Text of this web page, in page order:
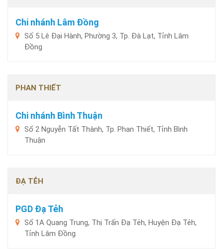
Chi nhánh Lâm Đồng
Số 5 Lê Đại Hành, Phường 3, Tp. Đà Lạt, Tỉnh Lâm
Đồng
PHAN THIẾT
Chi nhánh Bình Thuận
Số 2 Nguyễn Tất Thành, Tp. Phan Thiết, Tỉnh Bình
Thuận
ĐẠ TẺH
PGD Đạ Tẻh
Số 1A Quang Trung, Thị Trấn Đạ Tẻh, Huyện Đạ Tẻh,
Tỉnh Lâm Đồng